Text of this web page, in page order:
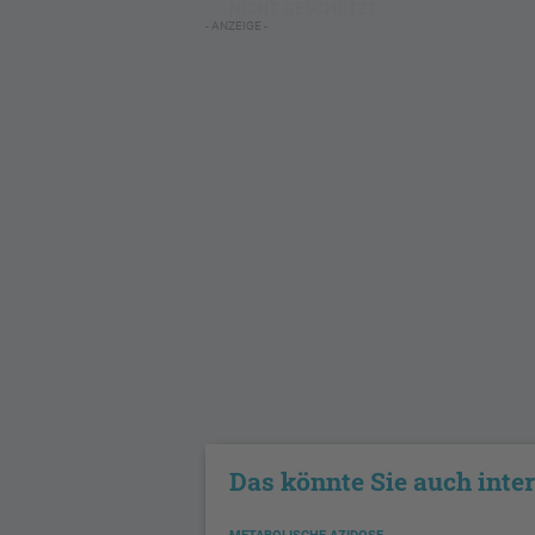
- ANZEIGE -
Das könnte Sie auch